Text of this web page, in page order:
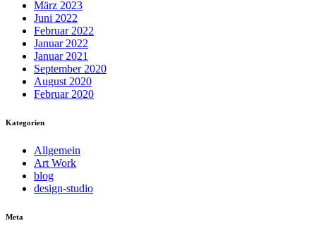
März 2023
Juni 2022
Februar 2022
Januar 2022
Januar 2021
September 2020
August 2020
Februar 2020
Kategorien
Allgemein
Art Work
blog
design-studio
Meta